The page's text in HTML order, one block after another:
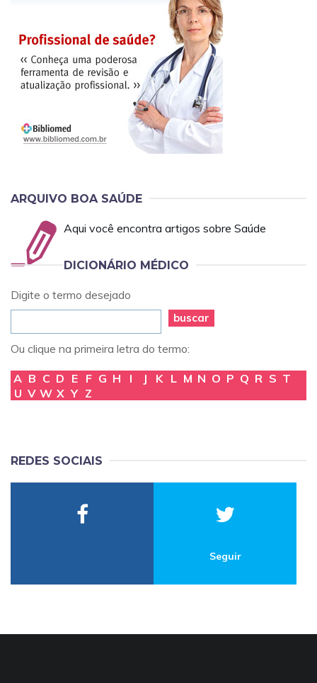
ARQUIVO BOA SAÚDE
Aqui você encontra artigos sobre Saúde
DICIONÁRIO MÉDICO
Digite o termo desejado
buscar
Ou clique na primeira letra do termo:
A B C D E F G H I J K L M N O P Q R S T
U V W X Y Z
REDES SOCIAIS
Seguir